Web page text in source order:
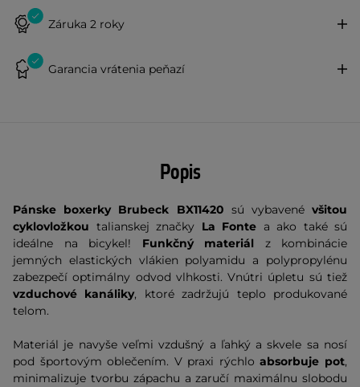
Záruka 2 roky
Garancia vrátenia peňazí
Popis
Pánske boxerky Brubeck BX11420 sú vybavené všitou
cyklovložkou talianskej značky La Fonte a ako také sú
ideálne na bicykel! Funkčný materiál z kombinácie
jemných elastických vlákien polyamidu a polypropylénu
zabezpečí optimálny odvod vlhkosti. Vnútri úpletu sú tiež
vzduchové kanáliky, ktoré zadržujú teplo produkované
telom.
Materiál je navyše veľmi vzdušný a ľahký a skvele sa nosí
pod športovým oblečením. V praxi rýchloabsorbuje pot,
minimalizuje tvorbu zápachu a zaručí maximálnu slobodu